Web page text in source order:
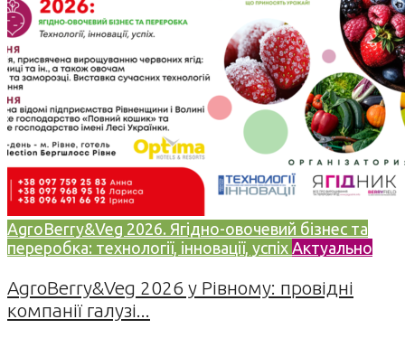
AgroBerry&Veg 2026. Ягідно-овочевий бізнес та
переробка: технології, інновації, успіх Актуально
AgroBerry&Veg 2026 у Рівному: провідні
компанії галузі...